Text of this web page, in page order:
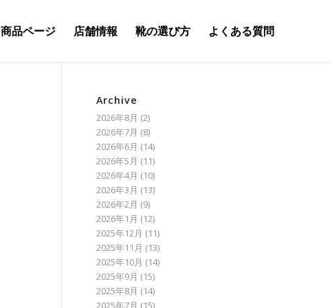
商品ページ 店舗情報 靴の選び方 よくある質問
Archive
2026年8月 (2)
2026年7月 (8)
2026年6月 (14)
2026年5月 (11)
2026年4月 (10)
2026年3月 (13)
2026年2月 (9)
2026年1月 (12)
2025年12月 (11)
2025年11月 (13)
2025年10月 (14)
2025年9月 (15)
2025年8月 (14)
2025年7月 (15)